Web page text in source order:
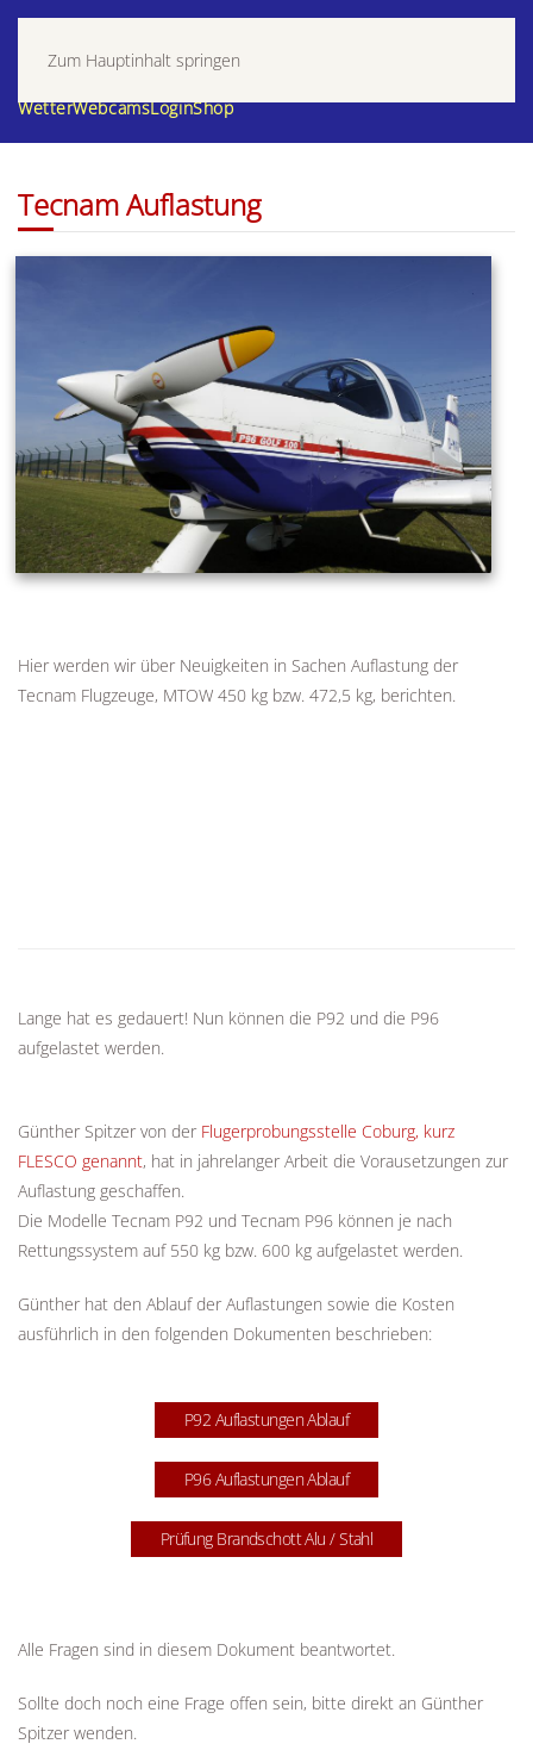
Zum Hauptinhalt springen
WetterWebcamsLoginShop
Tecnam Auflastung
Hier werden wir über Neuigkeiten in Sachen Auflastung der
Tecnam Flugzeuge, MTOW 450 kg bzw. 472,5 kg, berichten.
Lange hat es gedauert! Nun können die P92 und die P96
aufgelastet werden.
Günther Spitzer von der Flugerprobungsstelle Coburg, kurz
FLESCO genannt, hat in jahrelanger Arbeit die Vorausetzungen zur
Auflastung geschaffen.
Die Modelle Tecnam P92 und Tecnam P96 können je nach
Rettungssystem auf 550 kg bzw. 600 kg aufgelastet werden.
Günther hat den Ablauf der Auflastungen sowie die Kosten
ausführlich in den folgenden Dokumenten beschrieben:
P92 Auflastungen Ablauf
P96 Auflastungen Ablauf
Prüfung Brandschott Alu / Stahl
Alle Fragen sind in diesem Dokument beantwortet.
Sollte doch noch eine Frage offen sein, bitte direkt an Günther
Spitzer wenden.